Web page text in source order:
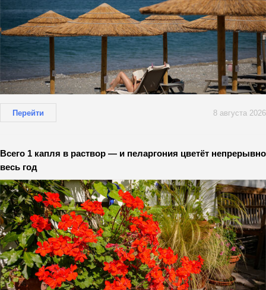
Перейти 8 августа 2026
Всего 1 капля в раствор — и пеларгония цветёт непрерывно
весь год